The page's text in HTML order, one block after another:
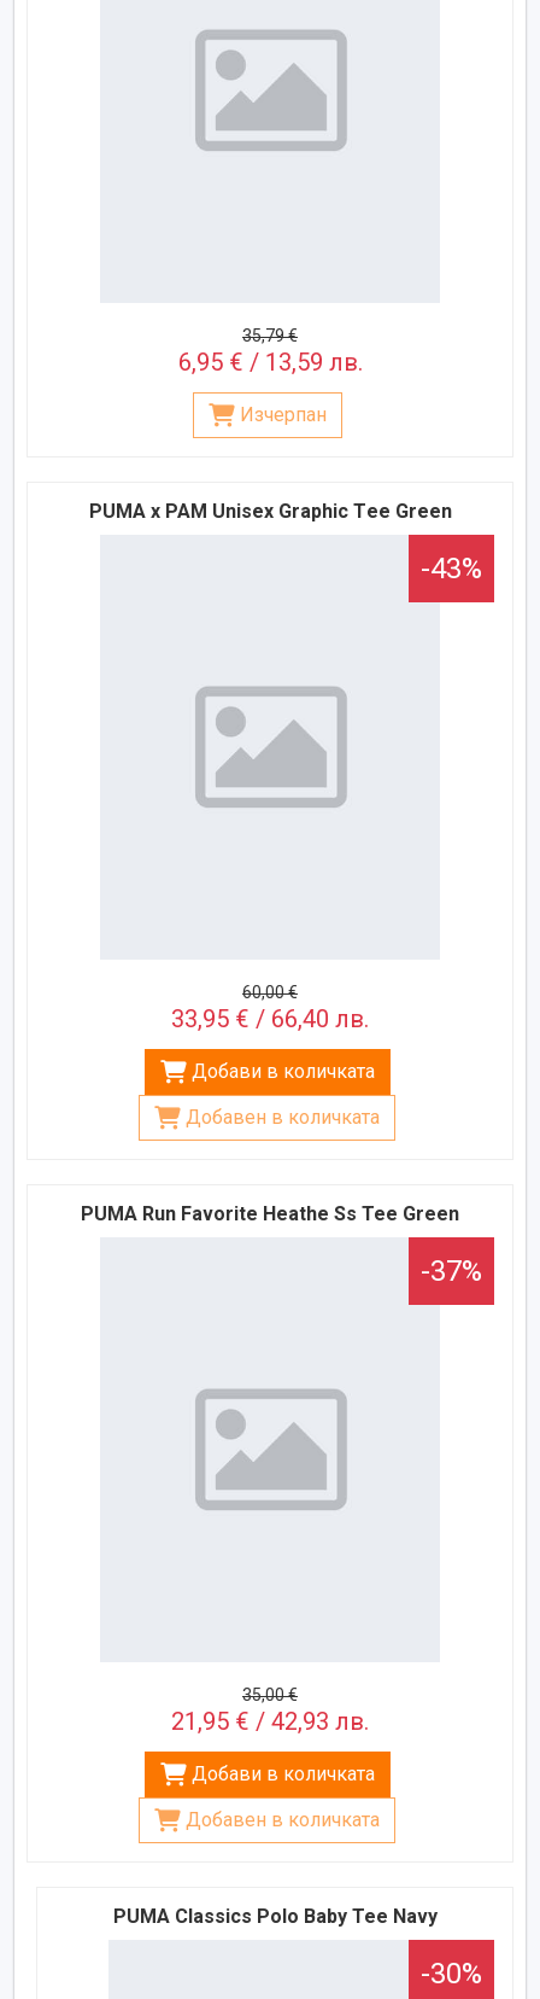
35,79 €
6,95 € / 13,59 лв.
Изчерпан
PUMA x PAM Unisex Graphic Тee Green
-43%
60,00 €
33,95 € / 66,40 лв.
Добави в количката
Добавен в количката
PUMA Run Favorite Heathe Ss Tee Green
-37%
35,00 €
21,95 € / 42,93 лв.
Добави в количката
Добавен в количката
PUMA Classics Polo Baby Tee Navy
-30%